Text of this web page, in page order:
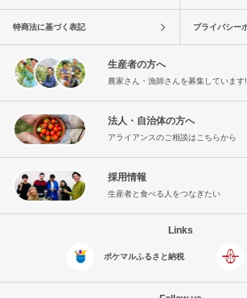
特商法に基づく表記 プライバシー
生産者の方へ
農家さん・漁師さんを募集しています!
法人・自治体の方へ
アライアンスのご相談はこちらから
採用情報
生産者と食べる人をつなぎたい
Links
ポケマルふるさと納税